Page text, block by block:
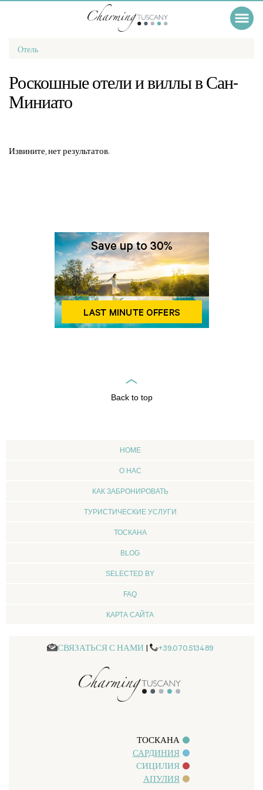
Отель
Роскошные отели и виллы в Сан-
Миниато
Извините, нет результатов.
Back to top
HOME
О НАС
КАК ЗАБРОНИРОВАТЬ
ТУРИСТИЧЕСКИЕ УСЛУГИ
ТОСКАНА
BLOG
SELECTED BY
FAQ
КАРТА САЙТА
СВЯЗАТЬСЯ С НАМИ +39.070.513489
ТОСКАНА
САРДИНИЯ
СИЦИЛИЯ
АПУЛИЯ